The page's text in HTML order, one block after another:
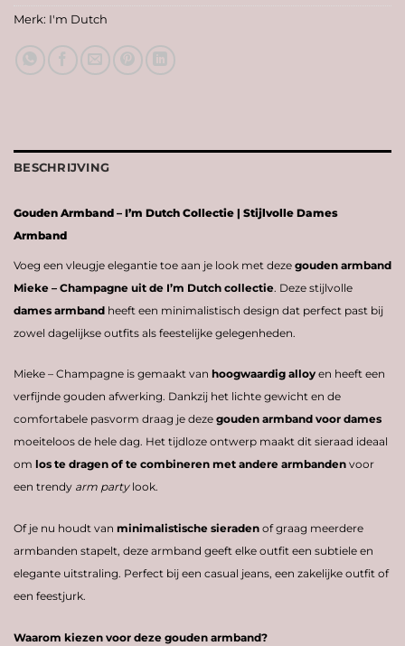
Merk: I'm Dutch
BESCHRIJVING
Gouden Armband – I’m Dutch Collectie | Stijlvolle Dames
Armband
Voeg een vleugje elegantie toe aan je look met deze gouden armband
Mieke – Champagne uit de I’m Dutch collectie. Deze stijlvolle
dames armband heeft een minimalistisch design dat perfect past bij
zowel dagelijkse outfits als feestelijke gelegenheden.
Mieke – Champagne is gemaakt van hoogwaardig alloy en heeft een
verfijnde gouden afwerking. Dankzij het lichte gewicht en de
comfortabele pasvorm draag je deze gouden armband voor dames
moeiteloos de hele dag. Het tijdloze ontwerp maakt dit sieraad ideaal
om los te dragen of te combineren met andere armbanden voor
een trendy arm party look.
Of je nu houdt van minimalistische sieraden ofgraag meerdere
armbanden stapelt, deze armband geeft elke outfit een subtiele en
elegante uitstraling. Perfect bij een casual jeans, een zakelijke outfit of
een feestjurk.
Waarom kiezen voor deze gouden armband?